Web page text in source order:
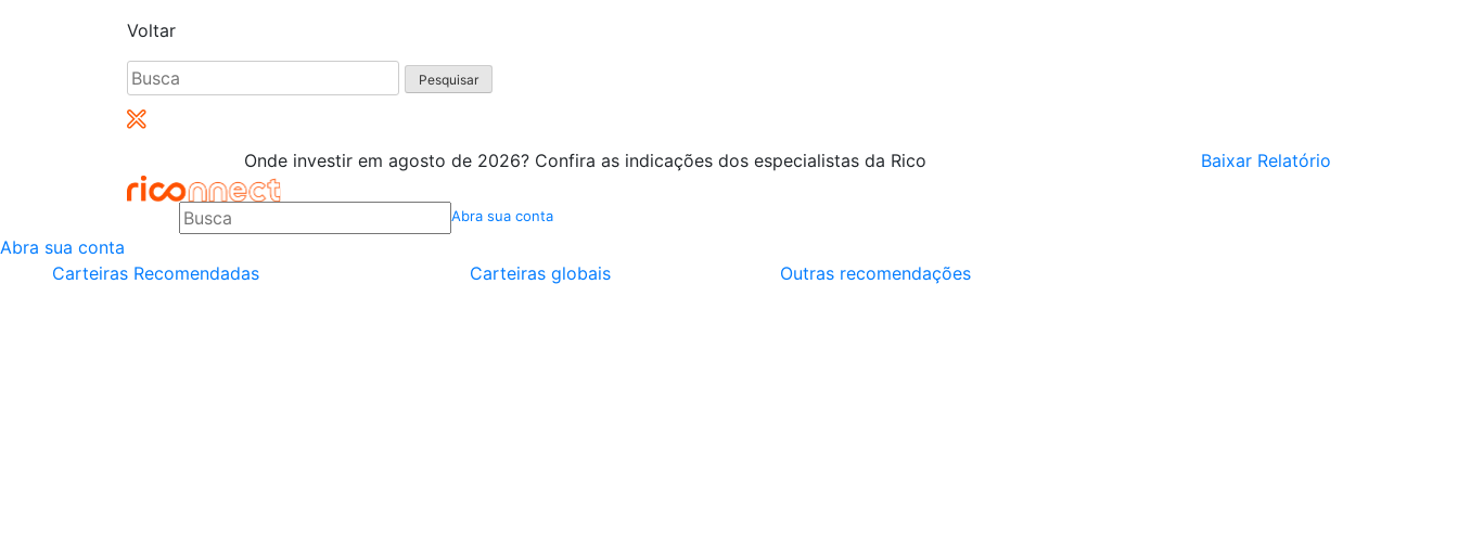
Voltar
Pesquisar
por:
Onde investir em agosto de 2026? Confira as indicações dos especialistas da Rico Baixar Relatório
Abra sua conta
Abra sua conta
Carteiras Recomendadas
Carteiras globais Outras recomendações